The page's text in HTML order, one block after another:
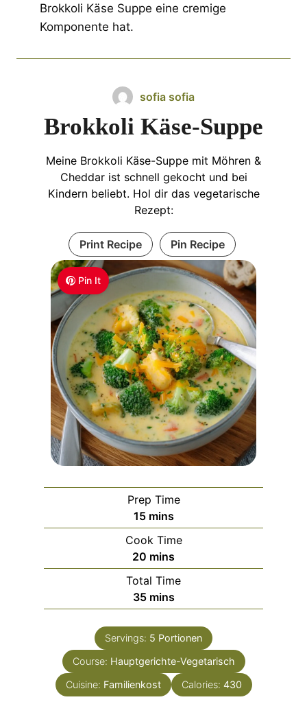
Brokkoli Käse Suppe eine cremige
Komponente hat.
Pin It
sofia sofia
Brokkoli Käse-Suppe
Meine Brokkoli Käse-Suppe mit Möhren &
Cheddar ist schnell gekocht und bei
Kindern beliebt. Hol dir das vegetarische
Rezept:
Print Recipe Pin Recipe
Prep Time
15m
i
n
u
t
e
s
mins
Cook Time
20 m
i
n
u
e
mins
Total Time
35m
i
n
u
t
s
mins
Servings: 5 Portionen
Course: Hauptgerichte-Vegetarisch
Cuisine: Familienkost Calories: 430